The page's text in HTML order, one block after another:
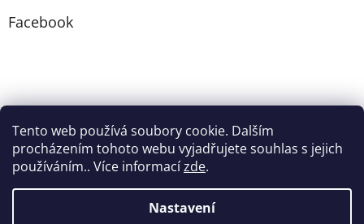
Tento web používá soubory cookie. Dalším
procházením tohoto webu vyjadřujete souhlas s jejich
používáním.. Více informacízde.
Nastavení
Facebook